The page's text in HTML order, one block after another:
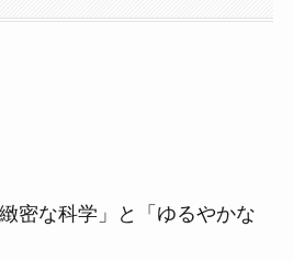
密な科学」と「ゆるやかな